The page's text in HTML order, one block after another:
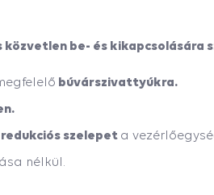
be- és kikapcsolására
búvárszivattyúkra.
szelepet a
nélkül.